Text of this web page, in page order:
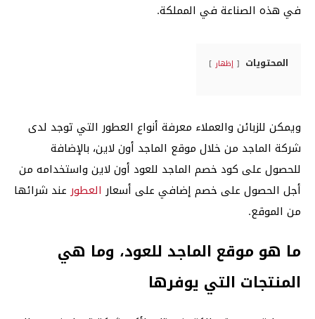
في هذه الصناعة في المملكة.
المحتويات إظهار
ويمكن للزبائن والعملاء معرفة أنواع العطور التي توجد لدى
شركة الماجد من خلال موقع الماجد أون لاين، بالإضافة
للحصول على كود خصم الماجد للعود أون لاين واستخدامه من
أجل الحصول على خصم إضافي على أسعار العطور عند شرائها
من الموقع.
ما هو موقع الماجد للعود، وما هي
المنتجات التي يوفرها